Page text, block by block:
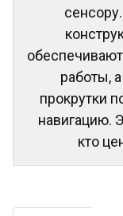
работы,
прокрутки
навигацию.
кто